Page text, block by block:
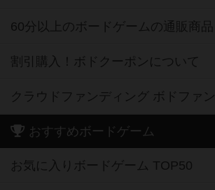
60分以上のボードゲームの通販商品
割引購入！ボドクーポンについて
クラウドファンディング ボドファン
おすすめボードゲーム
お気に入りボードゲーム TOP50